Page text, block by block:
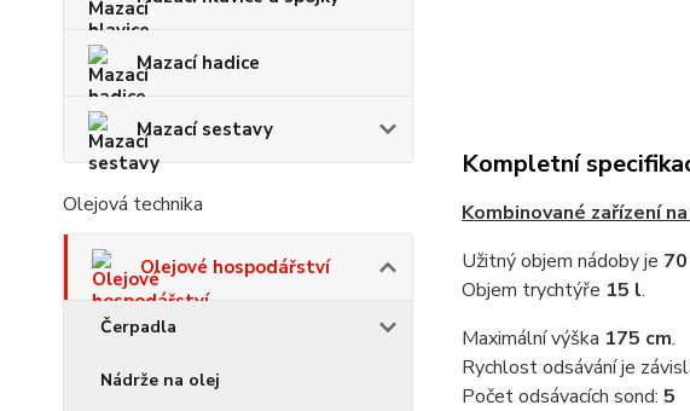
Mazací hadice
Mazací sestavy
Olejová technika
Olejové hospodářství
Čerpadla
Nádrže na olej
Kompletní
Kombinované zařízení
Užitný objem nádoby je
Objem trychtýře 15 l.
Maximální výška 175 cm.
Rychlost odsávání je
Počet odsávacích sond: 5